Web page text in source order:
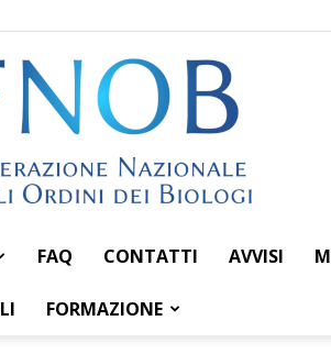
Federazione
FAQ CONTATTI AVVISI
FORMAZIONE